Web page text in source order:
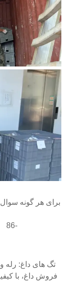
برای هر گونه
86-
تگ های داغ: رله